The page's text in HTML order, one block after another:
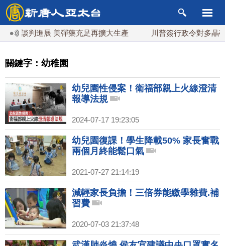
談判進展 美彈藥充足再擴大生產 川普簽行政令對多晶矽課
關鍵字：幼稚園
幼兒園性侵案！衛福部親上火線澄清
報導法規
2024-07-17 19:23:05
幼兒園復課！學生降載50% 家長奮戰
兩個月終能鬆口氣
2021-07-27 21:14:19
減輕家長負擔！三倍券能繳學雜費.補
習費
2020-07-03 21:37:48